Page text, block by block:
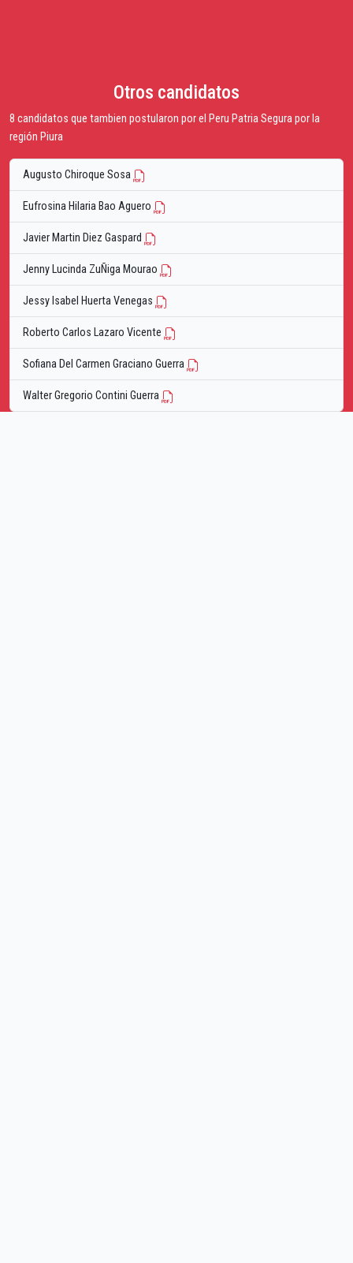
Otros candidatos
8 candidatos que tambien postularon por el Peru Patria Segura por la
región Piura
Augusto Chiroque Sosa
Eufrosina Hilaria Bao Aguero
Javier Martin Diez Gaspard
Jenny Lucinda ZuÑiga Mourao
Jessy Isabel Huerta Venegas
Roberto Carlos Lazaro Vicente
Sofiana Del Carmen Graciano Guerra
Walter Gregorio Contini Guerra